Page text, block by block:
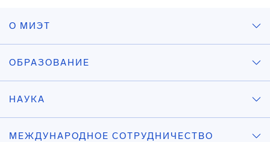
О МИЭТ
ОБРАЗОВАНИЕ
НАУКА
МЕЖДУНАРОДНОЕ СОТРУДНИЧЕСТВО